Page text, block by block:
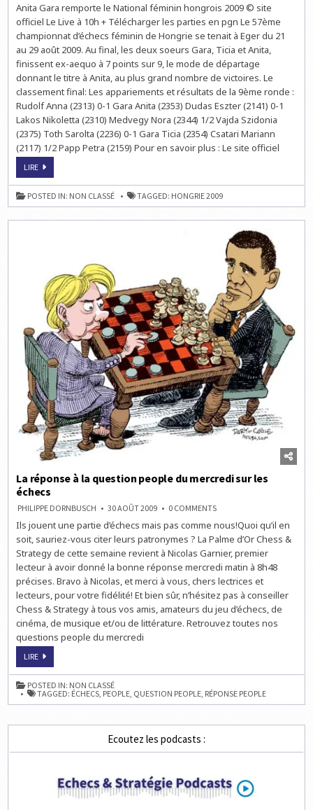
GARA
CHAMPIONNE
D’ÉCHECS
2009
DE
HONGRIE
Anita Gara remporte le National féminin hongrois 2009 © site
officiel Le Live à 10h + Télécharger les parties en pgn Le 57ème
championnat d’échecs féminin de Hongrie se tenait à Eger du 21
au 29 août 2009. Au final, les deux soeurs Gara, Ticia et Anita,
finissent ex-aequo à 7 points sur 9, le mode de départage
donnant le titre à Anita, au plus grand nombre de victoires. Le
classement final: Les appariements et résultats de la 9ème ronde :
Rudolf Anna (2313) 0-1 Gara Anita (2353) Dudas Eszter (2141) 0-1
Lakos Nikoletta (2310) Medvegy Nora (2344) 1/2 Vajda Szidonia
(2375) Toth Sarolta (2236) 0-1 Gara Ticia (2354) Csatari Mariann
(2117) 1/2 Papp Petra (2159) Pour en savoir plus : Le site officiel
LIREANITA
CHAMPIONNE
D’ÉCHECS
2009
DE
POSTED IN: NON CLASSÉ TAGGED: HONGRIE 2009
La réponse à la question people du mercredi sur les
échecs
PHILIPPE DORNBUSCH 30 AOÛT 2009 0 COMMENTSON
RÉPONSE
LA
QUESTION
PEOPLE
DU
SUR
LES
ÉCHECS
Ils jouent une partie d’échecs mais pas comme nous!Quoi qu’il en
soit, sauriez-vous citer leurs patronymes ? La Palme d’Or Chess &
Strategy de cette semaine revient à Nicolas Garnier, premier
lecteur à avoir donné la bonne réponse mercredi matin à 8h48
précises. Bravo à Nicolas, et merci à vous, chers lectrices et
lecteurs, pour votre fidélité! Et bien sûr, n’hésitez pas à conseiller
Chess & Strategy à tous vos amis, amateurs du jeu d’échecs, de
cinéma, de musique et/ou de littérature. Retrouvez toutes nos
questions people du mercredi
LIRELA
À
LA
QUESTION
PEOPLE
DU
SUR
POSTED IN: NON CLASSÉ
TAGGED: ÉCHECS, PEOPLE, QUESTION PEOPLE, RÉPONSE PEOPLE
Ecoutez les podcasts :